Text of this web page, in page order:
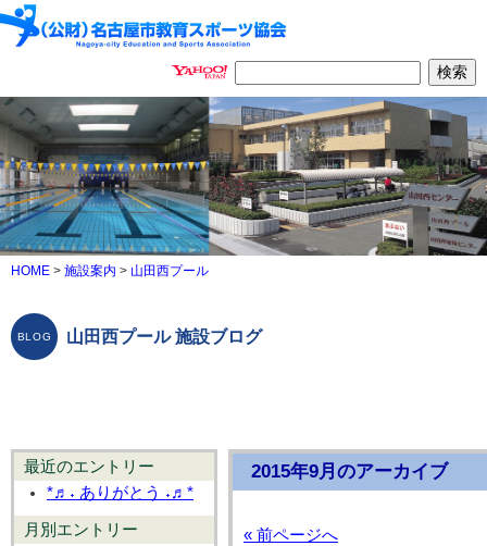
HOME > 施設案内 > 山田西プール
山田西プール 施設ブログ
最近のエントリー
*♬˖ ありがとう ˖♬*
月別エントリー
2015年9月のアーカイブ
« 前ページへ